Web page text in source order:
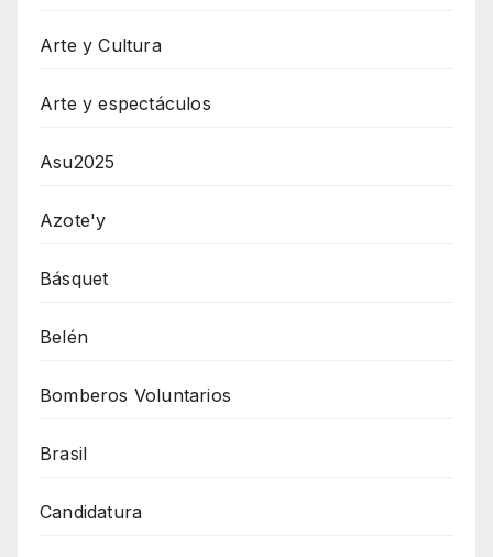
Arte y Cultura
Arte y espectáculos
Asu2025
Azote'y
Básquet
Belén
Bomberos Voluntarios
Brasil
Candidatura